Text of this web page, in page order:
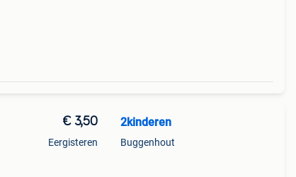
€ 3,50
Eergisteren
2kinderen
Buggenhout